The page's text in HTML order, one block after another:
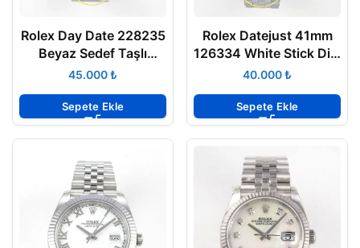
Rolex Day Date 228235
Beyaz Sedef Taşlı
Kadran 40mm Eta Saat
₺
Sepete Ekle
Rolex Datejust 41mm
126334 White Stick Dial
Jubilee VSF V3 Eta Saat
₺
Sepete Ekle